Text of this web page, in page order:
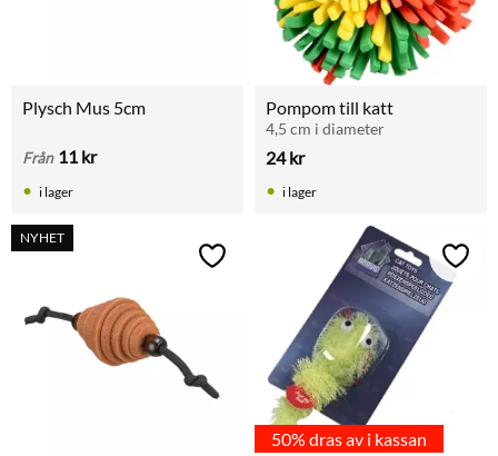
Plysch Mus 5cm
Från 11 kr
i lager
Pompom till katt
4,5 cm i diameter
24kr
i lager
NYHET
Lägg till i favoriter
50% dras av i kassan
Lägg